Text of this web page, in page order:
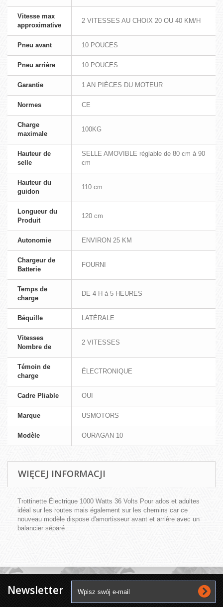
Vitesse max
approximative
2 VITESSES AU CHOIX 20 OU 40 KM/H
Pneu avant 10 POUCES
Pneu arrière 10 POUCES
Garantie 1 AN PIÈCES DU MOTEUR
Normes CE
Charge
maximale
100KG
Hauteur de
selle
SELLE AMOVIBLE réglable de 80 cm à 90
cm
Hauteur du
guidon
110 cm
Longueur du
Produit
120 cm
Autonomie ENVIRON 25 KM
Chargeur de
Batterie
FOURNI
Temps de
charge
DE 4 H à 5 HEURES
Béquille LATÉRALE
Vitesses
Nombre de
2 VITESSES
Témoin de
charge
ÉLECTRONIQUE
Cadre Pliable OUI
Marque USMOTORS
Modèle OURAGAN 10
WIĘCEJ INFORMACJI
Trottinette Électrique 1000 Watts 36 Volts Pour ados et adultes
idéal sur les routes mais également sur les chemins car ce
nouveau modèle dispose d'amortisseur avant et arrière avec un
balancier séparé
Newsletter